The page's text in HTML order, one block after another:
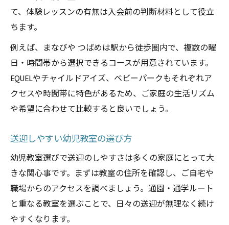
て、体験レッスンの有無は入会前の判断材料として役立
ちます。
例えば、まなびや つばめは駅から徒歩圏内で、複数の曜
日・時間帯から選択できるコースが用意されています。
EQUELやチャイルドアイズ、ベビーパークもそれぞれア
クセスや時間帯に特色があるため、ご家庭の生活リズム
や希望に合わせて比較すると良いでしょう。
送迎しやすい幼児教室の選び方
幼児教室選びで送迎のしやすさは多くの家庭にとって大
きな関心事です。まずは教室の住所を確認し、ご自宅や
職場からのアクセスを調べましょう。通園・通学ルート
と重なる教室を選ぶことで、日々の送迎が無理なく続け
やすくなります。